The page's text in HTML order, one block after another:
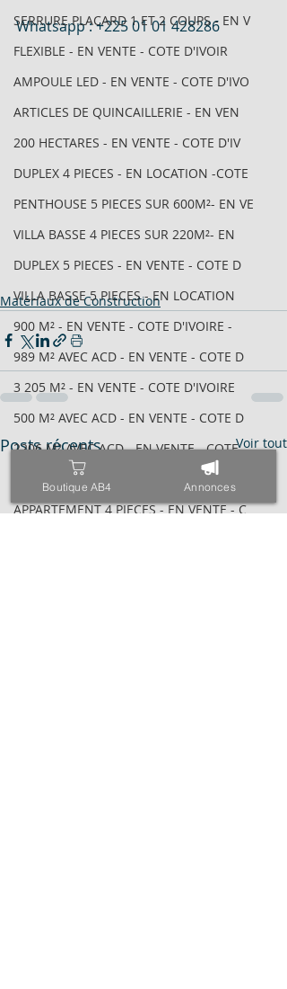
SERRURE PLACARD 1 ET 2 COUPS - EN V
FLEXIBLE - EN VENTE - COTE D'IVOIR
AMPOULE LED - EN VENTE - COTE D'IVO
ARTICLES DE QUINCAILLERIE - EN VEN
200 HECTARES - EN VENTE - COTE D'IV
DUPLEX 4 PIECES - EN LOCATION -COTE
PENTHOUSE 5 PIECES SUR 600M²- EN VE
VILLA BASSE 4 PIECES SUR 220M²- EN
DUPLEX 5 PIECES - EN VENTE - COTE D
VILLA BASSE 5 PIECES - EN LOCATION
900 M² - EN VENTE - COTE D'IVOIRE -
989 M² AVEC ACD - EN VENTE - COTE D
3 205 M² - EN VENTE - COTE D'IVOIRE
500 M² AVEC ACD - EN VENTE - COTE D
2206 M² AVEC ACD - EN VENTE - COTE
APPARTEMENT DE 3 PIECES - EN VENTE
APPARTEMENT 4 PIECES - EN VENTE - C
Whatsapp : +225 01 01 428286
Matériaux de Construction
Posts récents Voir tout
Boutique AB4 Annonces